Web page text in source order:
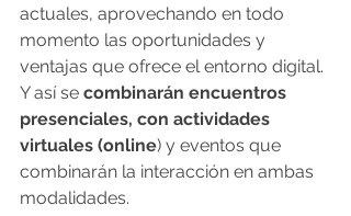
actuales, aprovechando en todo
momento las oportunidades y
ventajas que ofrece el entorno digital.
Y así se combinarán encuentros
presenciales, con actividades
virtuales (online) y eventos que
combinarán la interacción en ambas
modalidades.